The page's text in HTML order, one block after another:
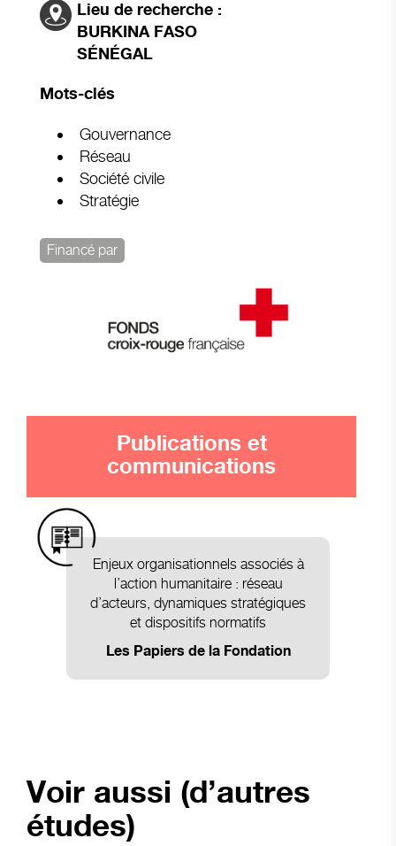
Lieu de recherche :
BURKINA FASO
SÉNÉGAL
Mots-clés
Gouvernance
Réseau
Société civile
Stratégie
Financé par
Publications et
communications
Enjeux organisationnels associés à
l’action humanitaire : réseau
d’acteurs, dynamiques stratégiques
et dispositifs normatifs
Les Papiers de la Fondation
Voir aussi (d’autres
études)